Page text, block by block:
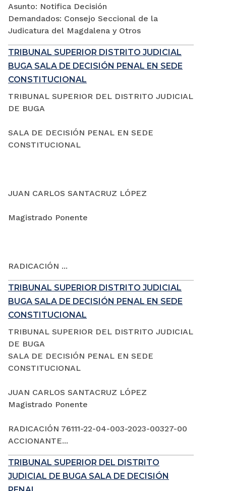
Asunto: Notifica Decisión
Demandados: Consejo Seccional de la
Judicatura del Magdalena y Otros
TRIBUNAL SUPERIOR DISTRITO JUDICIAL
BUGA SALA DE DECISIÓN PENAL EN SEDE
CONSTITUCIONAL
TRIBUNAL SUPERIOR DEL DISTRITO JUDICIAL
DE BUGA
SALA DE DECISIÓN PENAL EN SEDE
CONSTITUCIONAL
JUAN CARLOS SANTACRUZ LÓPEZ
Magistrado Ponente
RADICACIÓN ...
TRIBUNAL SUPERIOR DISTRITO JUDICIAL
BUGA SALA DE DECISIÓN PENAL EN SEDE
CONSTITUCIONAL
TRIBUNAL SUPERIOR DEL DISTRITO JUDICIAL
DE BUGA
SALA DE DECISIÓN PENAL EN SEDE
CONSTITUCIONAL
JUAN CARLOS SANTACRUZ LÓPEZ
Magistrado Ponente
RADICACIÓN 76111-22-04-003-2023-00327-00
ACCIONANTE...
TRIBUNAL SUPERIOR DEL DISTRITO
JUDICIAL DE BUGA SALA DE DECISIÓN